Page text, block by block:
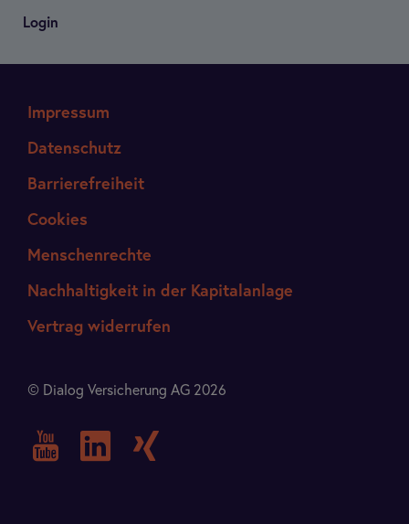
Login
Impressum
Datenschutz
Barrierefreiheit
Cookies
Menschenrechte
Nachhaltigkeit in der Kapitalanlage
Vertrag widerrufen
© Dialog Versicherung AG 2026